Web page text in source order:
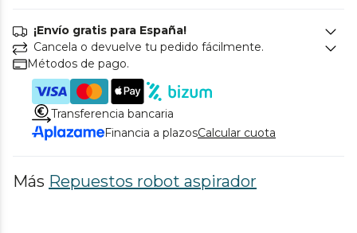
¡Envío gratis para España!
Cancela o devuelve tu pedido fácilmente.
Métodos de pago.
Transferencia bancaria
Financia a plazosCalcular cuota
Más Repuestos robot aspirador